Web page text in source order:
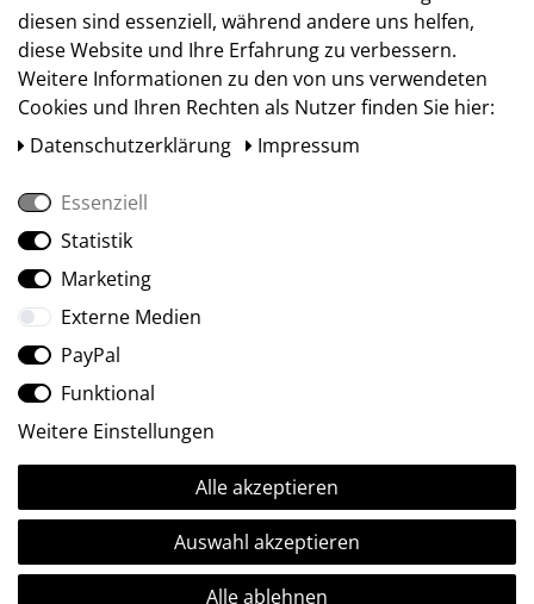
Social Media
Ⓒ2009-2026 ARTland GmbH • Alle Rechte vorbehalten.
diesen sind essenziell, während andere uns helfen,
diese Website und Ihre Erfahrung zu verbessern.
Weitere Informationen zu den von uns verwendeten
Cookies und Ihren Rechten als Nutzer finden Sie hier:
Daten­schutz­erklärung
Impressum
Essenziell
Statistik
Marketing
Externe Medien
PayPal
Funktional
Weitere Einstellungen
Alle akzeptieren
Auswahl akzeptieren
Alle ablehnen